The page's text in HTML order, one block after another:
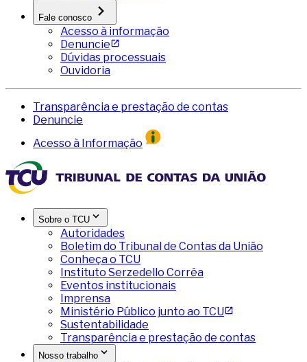
Fale conosco
Acesso à informação
Denuncie
Dúvidas processuais
Ouvidoria
Transparência e prestação de contas
Denuncie
Acesso à Informação
Sobre o TCU
Autoridades
Boletim do Tribunal de Contas da União
Conheça o TCU
Instituto Serzedello Corrêa
Eventos institucionais
Imprensa
Ministério Público junto ao TCU
Sustentabilidade
Transparência e prestação de contas
Nosso trabalho